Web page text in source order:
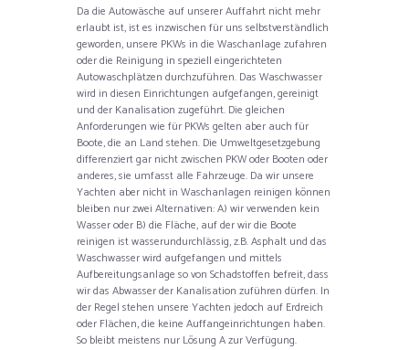
Da die Autowäsche auf unserer Auffahrt nicht mehr
erlaubt ist, ist es inzwischen für uns selbstverständlich
geworden, unsere PKWs in die Waschanlage zufahren
oder die Reinigung in speziell eingerichteten
Autowaschplätzen durchzuführen. Das Waschwasser
wird in diesen Einrichtungen aufgefangen, gereinigt
und der Kanalisation zugeführt. Die gleichen
Anforderungen wie für PKWs gelten aber auch für
Boote, die an Land stehen. Die Umweltgesetzgebung
differenziert gar nicht zwischen PKW oder Booten oder
anderes, sie umfasst alle Fahrzeuge. Da wir unsere
Yachten aber nicht in Waschanlagen reinigen können
bleiben nur zwei Alternativen: A) wir verwenden kein
Wasser oder B) die Fläche, auf der wir die Boote
reinigen ist wasserundurchlässig, z.B. Asphalt und das
Waschwasser wird aufgefangen und mittels
Aufbereitungsanlage so von Schadstoffen befreit, dass
wir das Abwasser der Kanalisation zuführen dürfen. In
der Regel stehen unsere Yachten jedoch auf Erdreich
oder Flächen, die keine Auffangeinrichtungen haben.
So bleibt meistens nur Lösung A zur Verfügung.